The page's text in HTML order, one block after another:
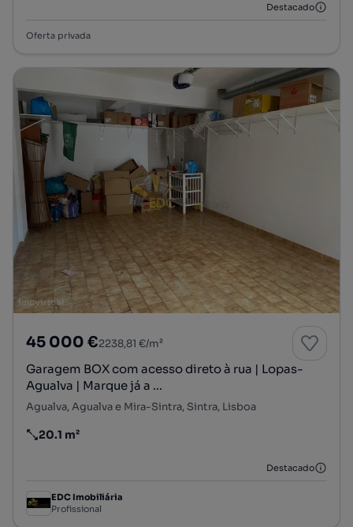
Destacado
Oferta privada
45 000 €2238,81 €/m²
Garagem BOX com acesso direto à rua | Lopas-
Agualva | Marque já a ...
Agualva, Agualva e Mira-Sintra, Sintra, Lisboa
Preço por metro quadrado
20.1 m²
Destacado
EDC Imobiliária
Profissional